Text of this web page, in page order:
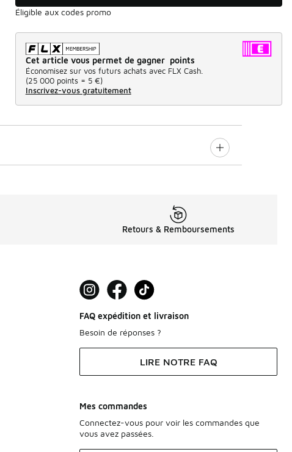
Éligible aux codes promo
Cet article vous permet de gagner points
Économisez sur vos futurs achats avec FLX Cash.
(25 000 points = 5 €)
Inscrivez-vous gratuitement
Retours & Remboursements
FAQ expédition et livraison
Besoin de réponses ?
LIRE NOTRE FAQ
Mes commandes
Connectez-vous pour voir les commandes que
vous avez passées.